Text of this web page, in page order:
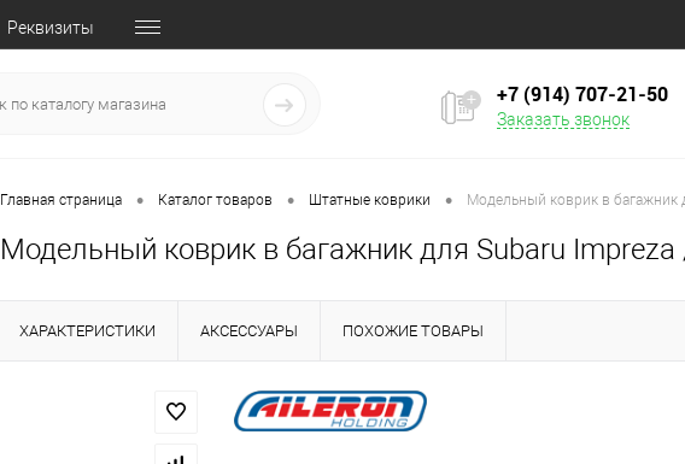
Реквизиты
+7 (914) 707‒21‒50
Заказать звонок
Главная страница • Каталог товаров • Штатные коврики • Модельный коврик в багажник
Модельный коврик в багажник для Subaru Impreza
ХАРАКТЕРИСТИКИ АКСЕССУАРЫ ПОХОЖИЕ ТОВАРЫ